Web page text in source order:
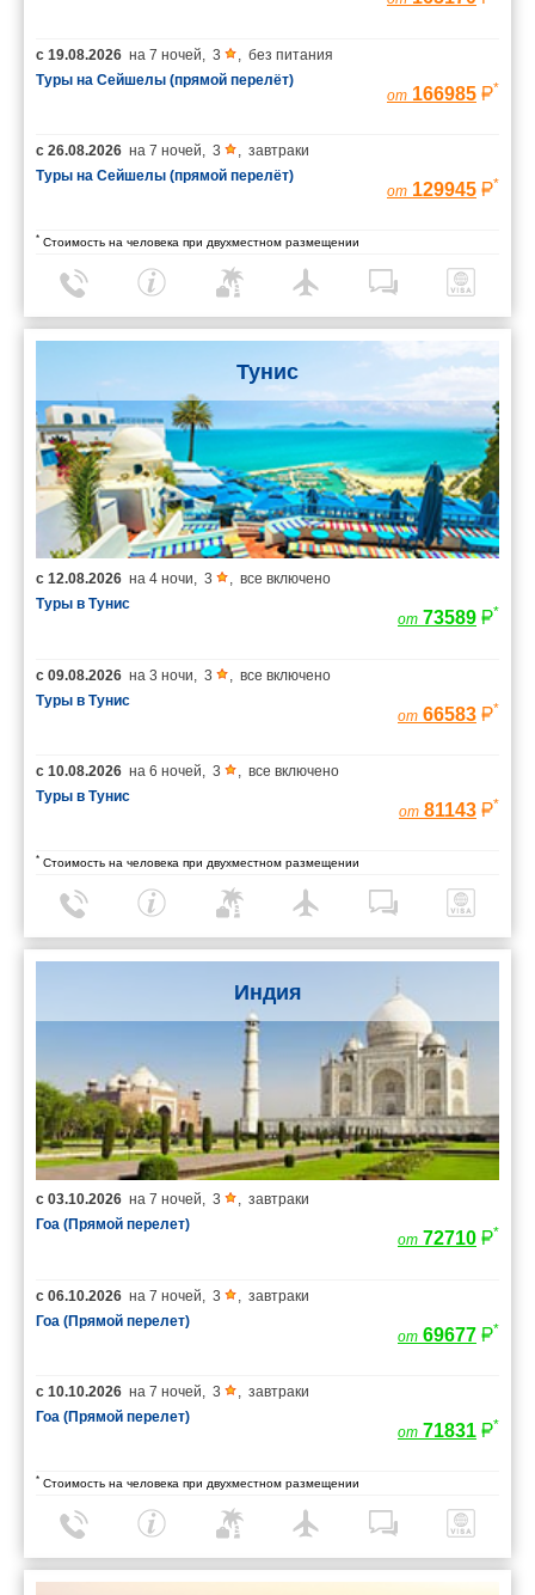
с 19.08.2026 на 7 ночей 3
без питания
Туры на Сейшелы (прямой перелёт)
от 166985 *
с 26.08.2026 на 7 ночей 3
завтраки
Туры на Сейшелы (прямой перелёт)
от 129945 *
* Стоимость на человека при двухместном размещении
Тунис
с 12.08.2026 на 4 ночи, 3 , все включено
Туры в Тунис
от 73589 *
с 09.08.2026 на 3 ночи, 3 , все включено
Туры в Тунис
от 66583 *
с 10.08.2026 на 6 ночей, 3 , все включено
Туры в Тунис
от 81143 *
* Стоимость на человека при двухместном размещении
Индия
с 03.10.2026 на 7 ночей, 3 , завтраки
Гоа (Прямой перелет)
от 72710 *
с 06.10.2026 на 7 ночей, 3 , завтраки
Гоа (Прямой перелет)
от 69677 *
с 10.10.2026 на 7 ночей, 3 , завтраки
Гоа (Прямой перелет)
от 71831 *
* Стоимость на человека при двухместном размещении